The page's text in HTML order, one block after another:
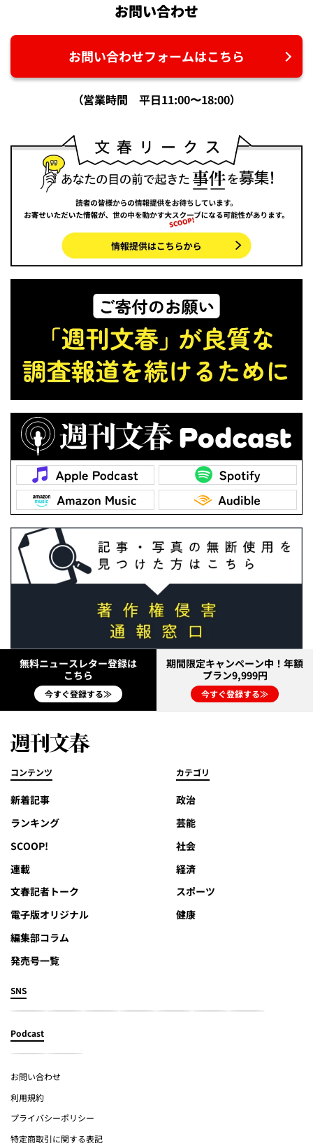
お問い合わせ
お問い合わせフォームはこちら
（営業時間 平日11:00〜18:00）
無料ニュースレター登録は
こちら
今すぐ登録する≫
期間限定キャンペーン中！年額
プラン9,999円
今すぐ登録する≫
コンテンツ
新着記事
ランキング
SCOOP!
連載
文春記者トーク
電子版オリジナル
編集部コラム
発売号一覧
カテゴリ
政治
芸能
社会
経済
スポーツ
健康
SNS
Podcast
お問い合わせ
利用規約
プライバシーポリシー
特定商取引に関する表記